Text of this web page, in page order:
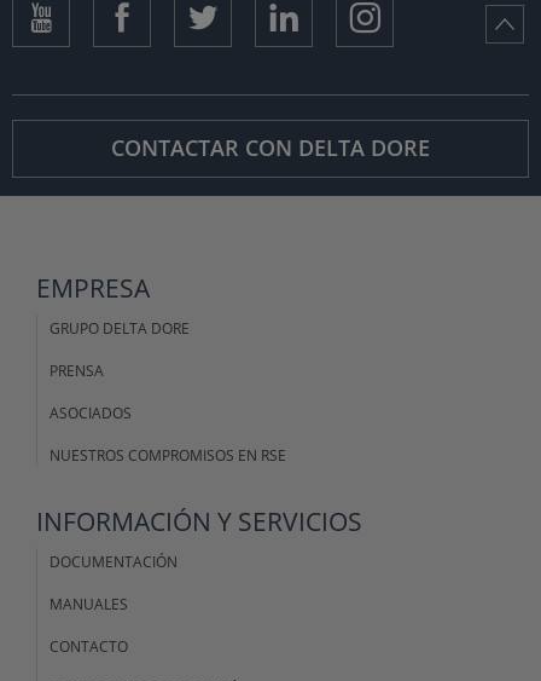
CONTACTAR CON DELTA DORE
EMPRESA
GRUPO DELTA DORE
PRENSA
ASOCIADOS
NUESTROS COMPROMISOS EN RSE
INFORMACIÓN Y SERVICIOS
DOCUMENTACIÓN
MANUALES
CONTACTO